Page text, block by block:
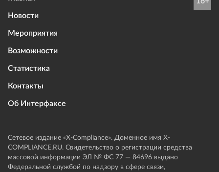
Новости
Мероприятия
Возможности
Статистика
Контакты
Об Интерфаксе
Сетевое издание «Х-Compliance». Доменное имя X-
COMPLIANCE.RU. Свидетельство о регистрации средства
массовой информации ЭЛ № ФС 77 — 84696 выдано
Федеральной службой по надзору в сфере связи,